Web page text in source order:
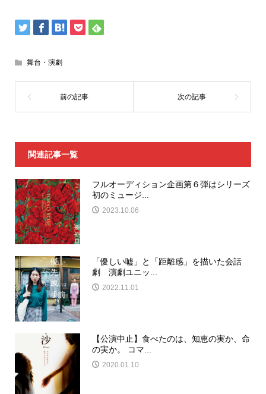
舞台・演劇
関連記事一覧
フルオーディション企画第６弾はシリーズ
初のミュージ...
2023.10.06
「優しい嘘」と「距離感」を描いた会話
劇 演劇ユニッ...
2022.11.01
【公演中止】食べたのは、知恵の実か、命
の実か。 コマ...
2020.01.10